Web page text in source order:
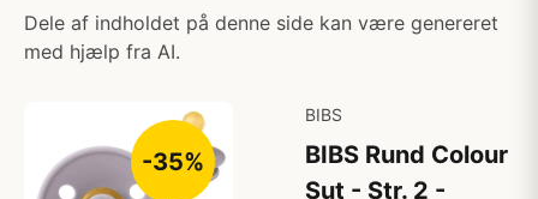
Dele af indholdet på denne side kan være genereret
med hjælp fra AI.
-35%
BIBS
BIBS Rund Colour
Sut - Str. 2 -